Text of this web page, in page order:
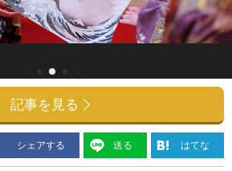
記事を見る
シェアする 送る はてな